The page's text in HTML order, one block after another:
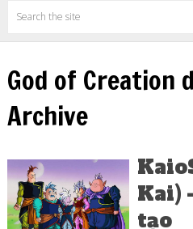
God of Creation
Archive
Kai)
tạo